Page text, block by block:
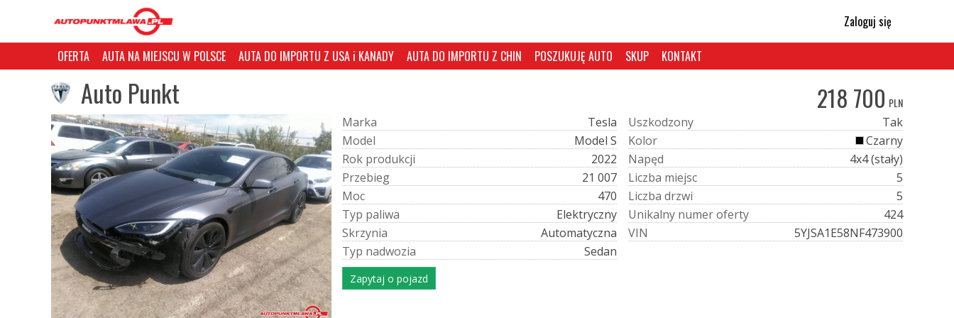
Zaloguj się
OFERTA AUTA NA MIEJSCU W POLSCE AUTA DO IMPORTU Z USA i KANADY AUTA DO IMPORTU Z CHIN POSZUKUJĘ AUTO SKUP KONTAKT
Auto Punkt 218 700 PLN
Marka
Tesla
Model
Model S
Rok produkcji
2022
Przebieg
21 007
Moc
470
Typ paliwa
Elektryczny
Skrzynia
Automatyczna
Typ nadwozia Sedan
Uszkodzony
Tak
Kolor
Czarny
Napęd
4x4 (stały)
Liczba miejsc
5
Liczba drzwi
5
Unikalny numeroferty
424
VIN 5YJSA1E58NF473900
Zapytaj o pojazd